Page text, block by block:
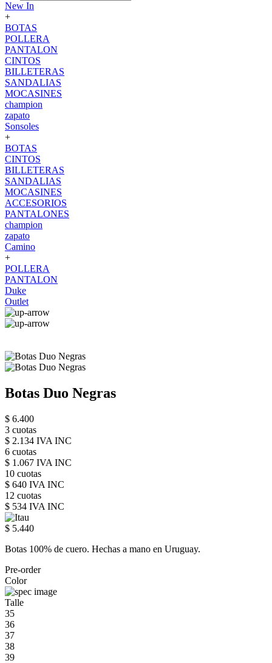
New In
+
BOTAS
POLLERA
PANTALON
CINTOS
BILLETERAS
SANDALIAS
MOCASINES
champion
zapato
Sonsoles
+
BOTAS
CINTOS
BILLETERAS
SANDALIAS
MOCASINES
ACCESORIOS
PANTALONES
champion
zapato
Camino
+
POLLERA
PANTALON
Duke
Outlet
Botas Duo Negras
$ 6.400
3 cuotas
$ 2.134 IVA INC
6 cuotas
$ 1.067 IVA INC
10 cuotas
$ 640 IVA INC
12 cuotas
$ 534 IVA INC
$ 5.440
Botas 100% de cuero. Hechas a mano en Uruguay.
Pre-order
Color
Talle
35
36
37
38
39